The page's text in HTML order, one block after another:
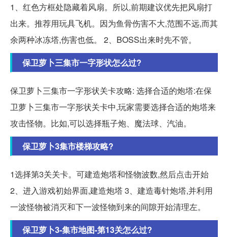
1、红色方框处隐藏着风扇。所以,前期建议优先把风扇打
出来。推荐用玩具飞机。因为鱼骨伤害不大,范围不远,而其
余两种冰冻塔,伤害也低。 2、BOSS出来时先不管。
保卫萝卜三集市一字形状怎么过?
保卫萝卜三集市一字形状关卡攻略: 选择合适的炮塔:在保
卫萝卜三集市一字形状关卡中,玩家需要选择合适的炮塔来
攻击怪物。比如,可以选择瓶子炮、魔法球、汽油。
保卫萝卜3集市楼梯攻略?
1选择第3关关卡。可建造炮塔和怪物波数,然后点击开始
2、进入游戏初始界面,建造炮塔 3、建造毒针炮塔,并利用
一波怪物被消灭和下一波怪物到来的间隙开始清理左。
保卫萝卜3-集市地图-第13关怎么过?